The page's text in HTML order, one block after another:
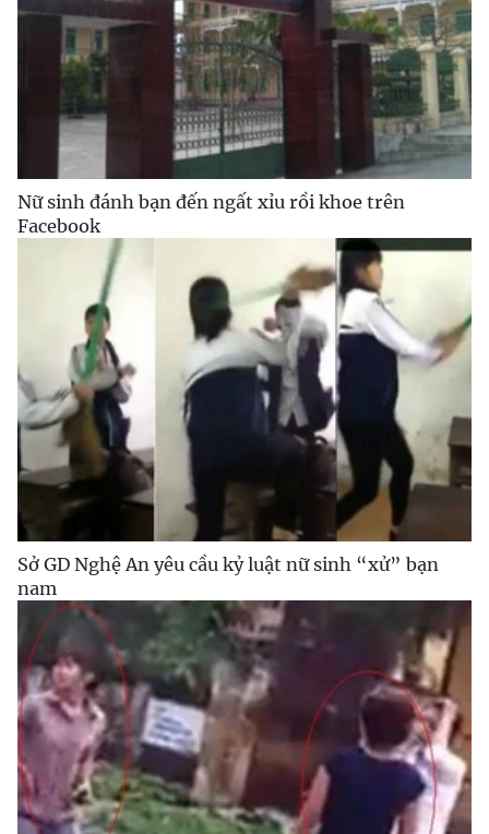
Nữ sinh đánh bạn đến ngất xỉu rồi khoe trên
Facebook
Sở GD Nghệ An yêu cầu kỷ luật nữ sinh “xử” bạn
nam